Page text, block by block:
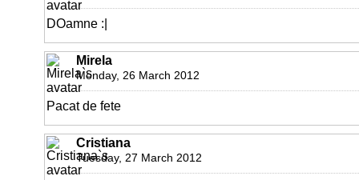
DOamne :|
Mirela
Monday, 26 March 2012
Pacat de fete
Cristiana
Tuesday, 27 March 2012